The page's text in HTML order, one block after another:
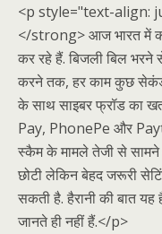
<p style="text-align:
</strong> आज भारत में
कर रहे हैं. बिजली बिल
करने तक, हर काम कुछ
के साथ साइबर फ्रॉड का
Pay, PhonePe और
स्कैम के मामले तेजी से
छोटी लेकिन बेहद जरूरी
सकती है. हैरानी की बात
जानते ही नहीं हैं.</p>